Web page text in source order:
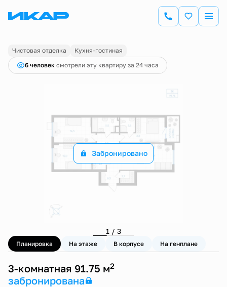
3-комнатная91.75 м Цена по запросу
Чистовая отделка
Кухня-гостиная
6 человек смотрели эту квартиру за 24 часа
Забронировано
1 / 3
Планировка На этаже В корпусе На генплане
3-комнатная 91.75 м2
забронирована